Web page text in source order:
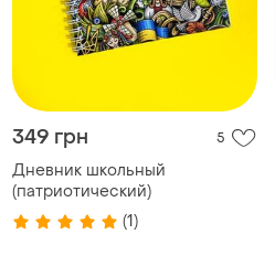
349 грн 5
Дневник школьный
(патриотический)
(1)